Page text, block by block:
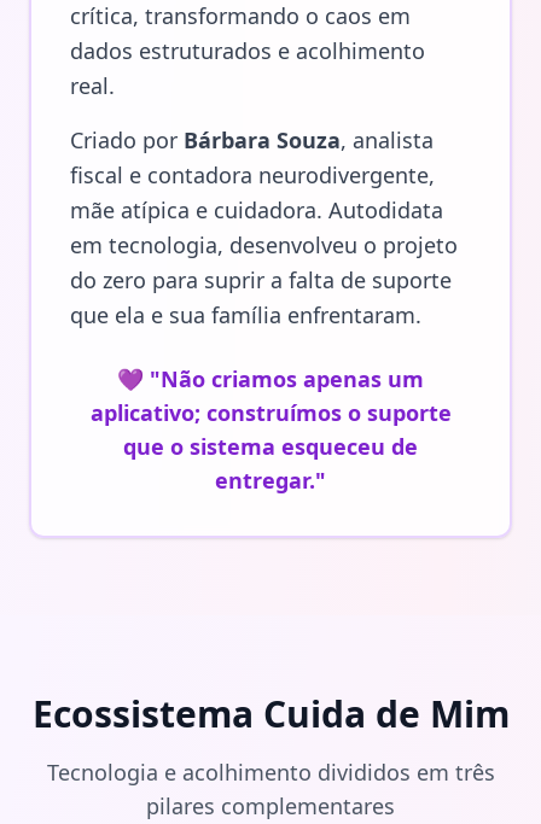
crítica, transformando o caos em
dados estruturados e acolhimento
real.
Criado por Bárbara Souza, analista
fiscal e contadora neurodivergente,
mãe atípica e cuidadora. Autodidata
em tecnologia, desenvolveu o projeto
do zero para suprir a falta de suporte
que ela e sua família enfrentaram.
💜 "Não criamos apenas um
aplicativo; construímos o suporte
que o sistema esqueceu de
entregar."
Ecossistema Cuida de Mim
Tecnologia e acolhimento divididos em três
pilares complementares